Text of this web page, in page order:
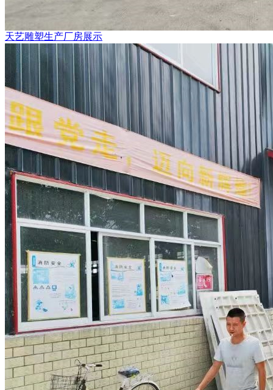
天艺雕塑生产厂房展示